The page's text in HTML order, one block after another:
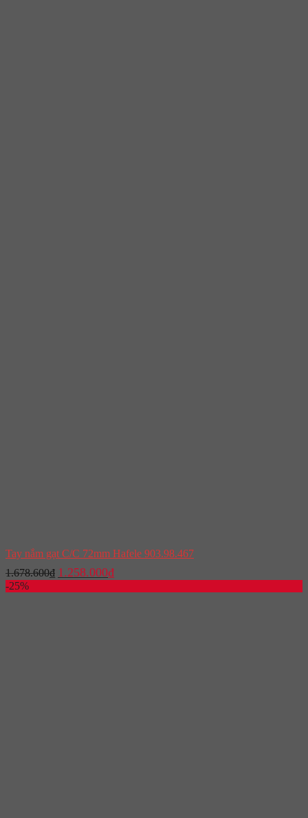
Tay nắm gạt C/C 72mm Hafele 903.98.467
1.678.600₫ Giá
gốc
là:
1.258.000₫Giá
hiện
tại
-25%